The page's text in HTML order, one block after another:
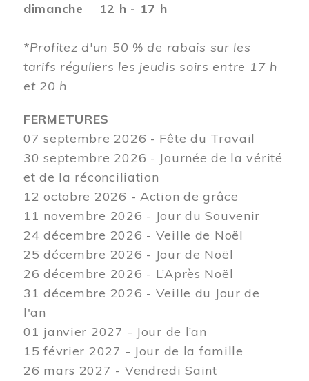
dimanche 12 h - 17 h
*Profitez d'un 50 % de rabais sur les
tarifs réguliers les jeudis soirs entre 17 h
et 20 h
FERMETURES
07 septembre 2026 - Fête du Travail
30 septembre 2026 - Journée de la vérité
et de la réconciliation
12 octobre 2026 - Action de grâce
11 novembre 2026 - Jour du Souvenir
24 décembre 2026 - Veille de Noël
25 décembre 2026 - Jour de Noël
26 décembre 2026 - L’Après Noël
31 décembre 2026 - Veille du Jour de
l'an
01 janvier 2027 - Jour de l’an
15 février 2027 - Jour de la famille
26 mars 2027 - Vendredi Saint